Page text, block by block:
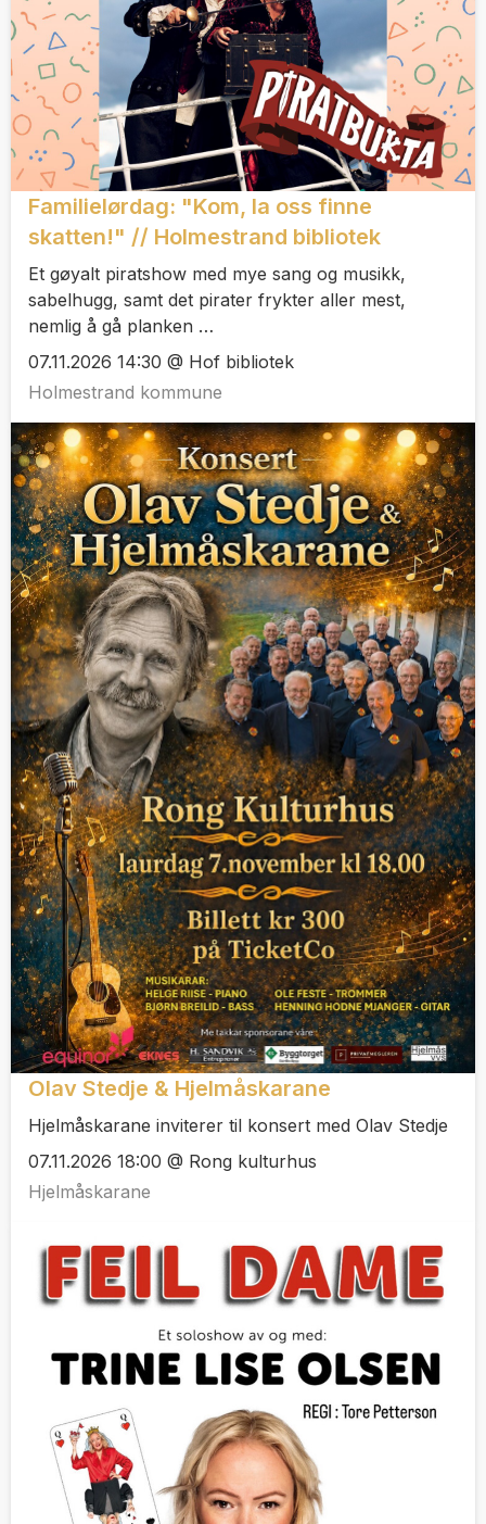
Familielørdag: "Kom, la oss finne
skatten!" // Holmestrand bibliotek
Et gøyalt piratshow med mye sang og musikk,
sabelhugg, samt det pirater frykter aller mest,
nemlig å gå planken …
07.11.2026 14:30 @ Hof bibliotek
Holmestrand kommune
Olav Stedje & Hjelmåskarane
Hjelmåskarane inviterer til konsert med Olav Stedje
07.11.2026 18:00 @ Rong kulturhus
Hjelmåskarane